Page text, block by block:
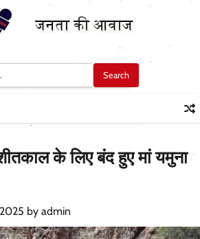
के लिए बंद हुए मां यमुना
by admin